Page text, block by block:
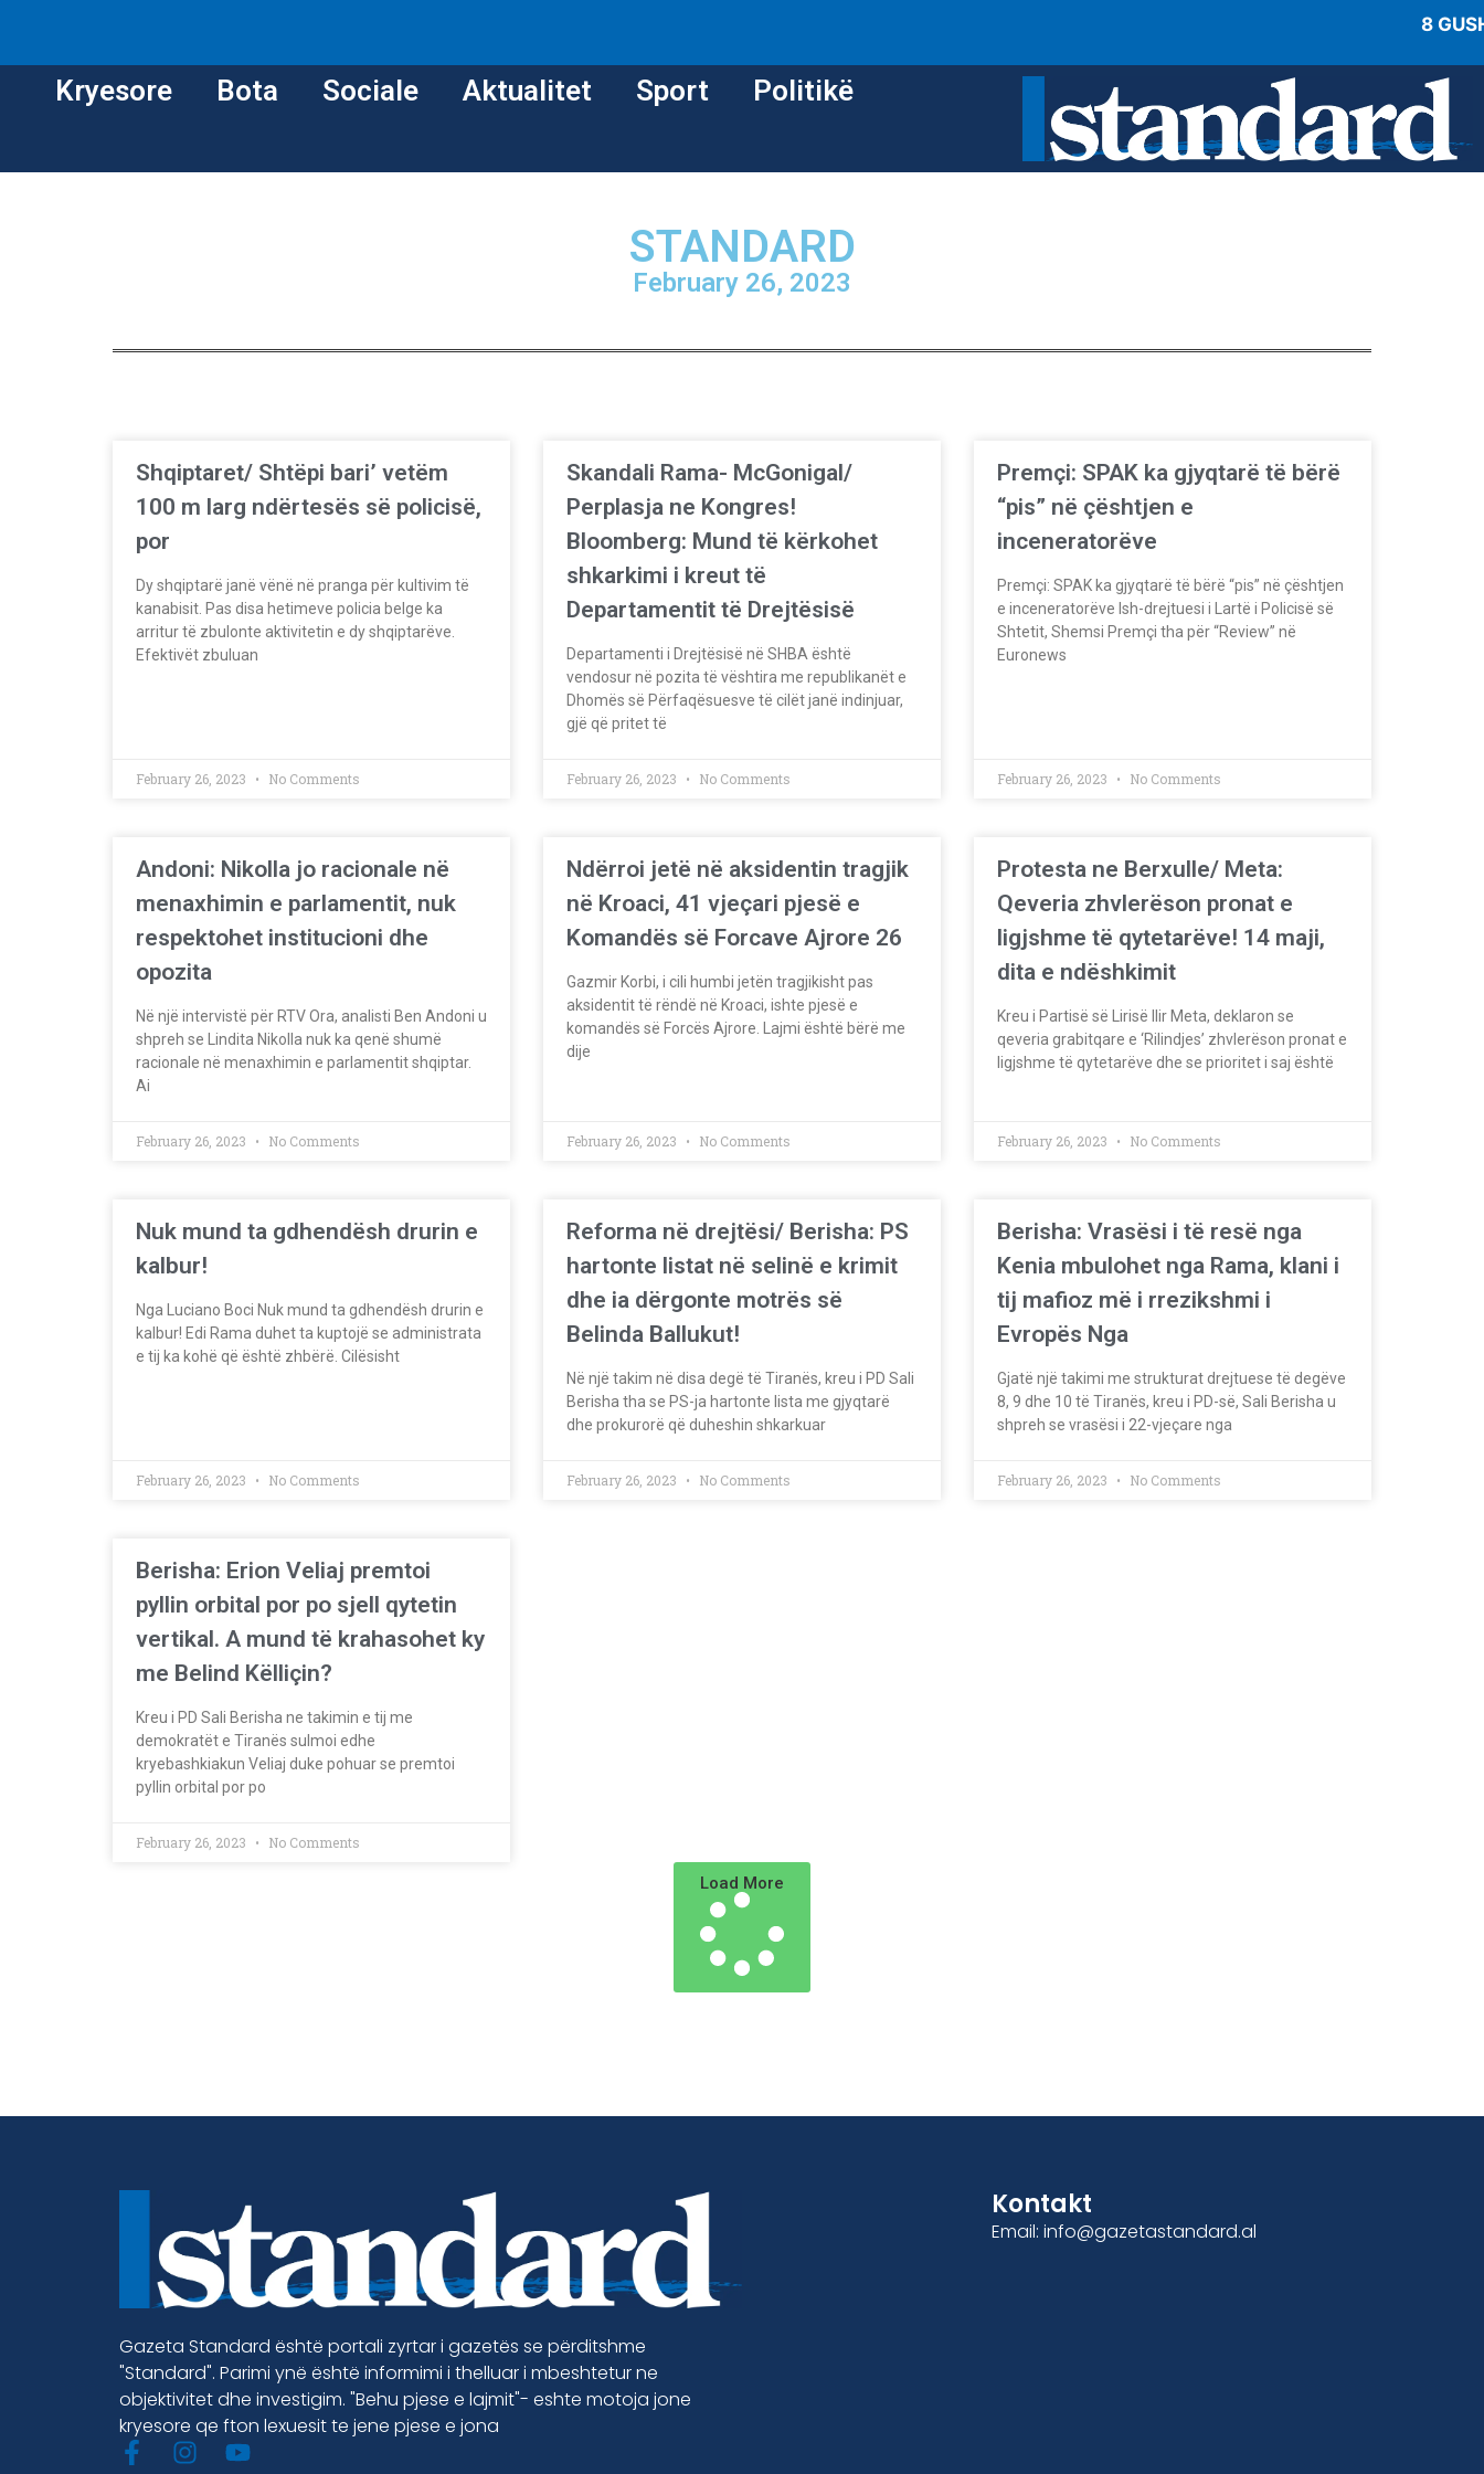
8
Kryesore Bota Sociale Aktualitet Sport Politikë
STANDARD
February 26, 2023
Shqiptaret/ Shtëpi bari’ vetëm
100 m larg ndërtesës së policisë,
por
Dy shqiptarë janë vënë në pranga për kultivim të
kanabisit. Pas disa hetimeve policia belge ka
arritur të zbulonte aktivitetin e dy shqiptarëve.
Efektivët zbuluan
February 26, 2023 No Comments
Skandali Rama- McGonigal/
Perplasja ne Kongres!
Bloomberg: Mund të kërkohet
shkarkimi i kreut të
Departamentit të Drejtësisë
Departamenti i Drejtësisë në SHBA është
vendosur në pozita të vështira me republikanët e
Dhomës së Përfaqësuesve të cilët janë indinjuar,
gjë që pritet të
February 26, 2023 No Comments
Premçi: SPAK ka gjyqtarë të bërë
“pis” në çështjen e
inceneratorëve
Premçi: SPAK ka gjyqtarë të bërë “pis” në çështjen
e inceneratorëve Ish-drejtuesi i Lartë i Policisë së
Shtetit, Shemsi Premçi tha për “Review” në
Euronews
February 26, 2023 No Comments
Andoni: Nikolla jo racionale në
menaxhimin e parlamentit, nuk
respektohet institucioni dhe
opozita
Në një intervistë për RTV Ora, analisti Ben Andoni u
shpreh se Lindita Nikolla nuk ka qenë shumë
racionale në menaxhimin e parlamentit shqiptar.
Ai
February 26, 2023 No Comments
Ndërroi jetë në aksidentin tragjik
në Kroaci, 41 vjeçari pjesë e
Komandës së Forcave Ajrore 26
Gazmir Korbi, i cili humbi jetën tragjikisht pas
aksidentit të rëndë në Kroaci, ishte pjesë e
komandës së Forcës Ajrore. Lajmi është bërë me
dije
February 26, 2023 No Comments
Protesta ne Berxulle/ Meta:
Qeveria zhvlerëson pronat e
ligjshme të qytetarëve! 14 maji,
dita e ndëshkimit
Kreu i Partisë së Lirisë Ilir Meta, deklaron se
qeveria grabitqare e ‘Rilindjes’ zhvlerëson pronat e
ligjshme të qytetarëve dhe se prioritet i saj është
February 26, 2023 No Comments
Nuk mund ta gdhendësh drurin e
kalbur!
Nga Luciano Boci Nuk mund ta gdhendësh drurin e
kalbur! Edi Rama duhet ta kuptojë se administrata
e tij ka kohë që është zhbërë. Cilësisht
February 26, 2023 No Comments
Reforma në drejtësi/ Berisha: PS
hartonte listat në selinë e krimit
dhe ia dërgonte motrës së
Belinda Ballukut!
Në një takim në disa degë të Tiranës, kreu i PD Sali
Berisha tha se PS-ja hartonte lista me gjyqtarë
dhe prokurorë që duheshin shkarkuar
February 26, 2023 No Comments
Berisha: Vrasësi i të resë nga
Kenia mbulohet nga Rama, klani i
tij mafioz më i rrezikshmi i
Evropës Nga
Gjatë një takimi me strukturat drejtuese të degëve
8, 9 dhe 10 të Tiranës, kreu i PD-së, Sali Berisha u
shpreh se vrasësi i 22-vjeçare nga
February 26, 2023 No Comments
Berisha: Erion Veliaj premtoi
pyllin orbital por po sjell qytetin
vertikal. A mund të krahasohet ky
me Belind Këlliçin?
Kreu i PD Sali Berisha ne takimin e tij me
demokratët e Tiranës sulmoi edhe
kryebashkiakun Veliaj duke pohuar se premtoi
pyllin orbital por po
February 26, 2023 No Comments
Load More
Gazeta Standard është portali zyrtar i gazetës se përditshme
"Standard". Parimi ynë është informimi i thelluar i mbeshtetur ne
objektivitet dhe investigim. "Behu pjese e lajmit"- eshte motoja jone
kryesore qe fton lexuesit te jene pjese e jona
Kontakt
Email: info@gazetastandard.al